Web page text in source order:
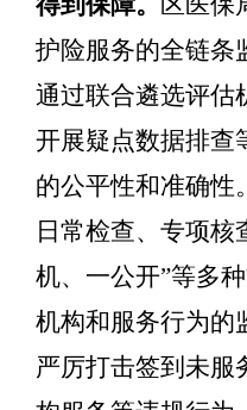
护险服务的全链条
通过联合遴选评估
开展疑点数据排查
的公平性和准确性
日常检查、专项核
机、一公开”等多
机构和服务行为的
严厉打击签到未服